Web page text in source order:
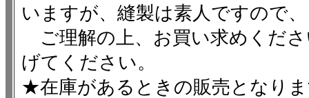
いますが、縫製は素人ですので、
ご理解の上、お買い求めくだ
げてください。
★在庫があるときの販売となり